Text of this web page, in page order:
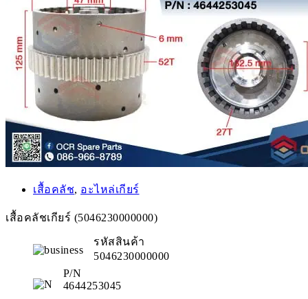
เสื้อคลัช, อะไหล่เกียร์
เสื้อคลัชเกียร์ (5046230000000)
รหัสสินค้า
5046230000000
P/N
4644253045